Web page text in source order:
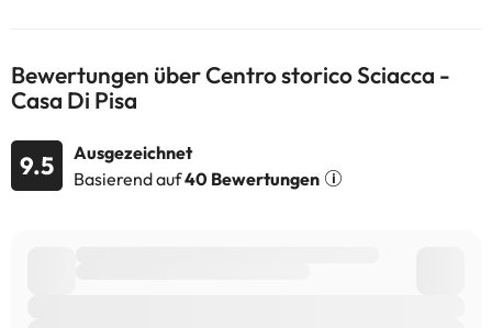
erlaubt. Bitte teilen Sie der Unterkunft Ihre voraussichtliche
Ankunftszeit im Voraus mit. Nutzen Sie hierfür bei der Buchung
das Feld für besondere Anfragen oder kontaktieren Sie die
Unterkunft direkt. Von einem privaten Gastgeber geführt
Einige der aufgeführten Leistungen können kostenpflichtig sein.
Bewertungen über Centro storico Sciacca -
Casa Di Pisa
9.5
Ausgezeichnet
Basierend auf40 Bewertungen